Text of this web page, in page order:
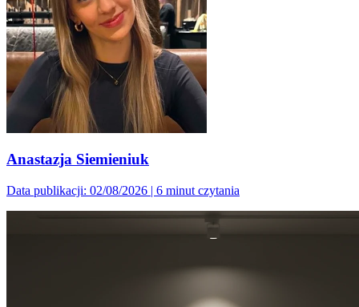
Anastazja Siemieniuk
Data publikacji: 02/08/2026 | 6 minut czytania